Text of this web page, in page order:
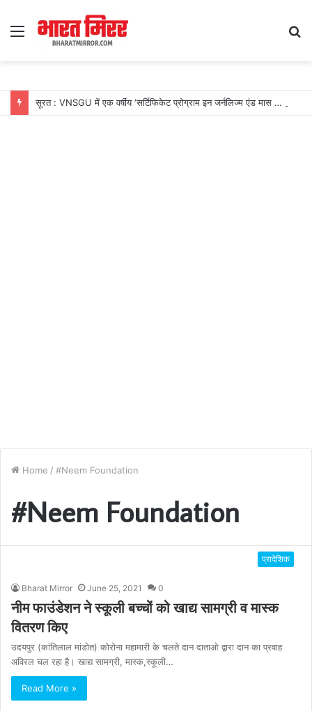
Menu
सूरत : VNSGU में एक वर्षीय ‘सर्टिफिकेट प्रोग्राम इन जर्नलिज्म एंड मास कम्युनिकेशन’ का शुभारंभ
Home / #Neem Foundation
#Neem Foundation
प्रादेशिक
Bharat Mirror June 25, 2021 0
नीम फाउंडेशन ने स्कूली बच्चों को खाद्य सामग्री व मास्क
वितरण किए
उदयपुर (कांतिलाल मांडोत) कोरोना महामारी के चलते दान दाताओ द्वारा दान का प्रवाह
अविरल चल रहा है। खाद्य सामग्री, मास्क,स्कूली…
Read More »